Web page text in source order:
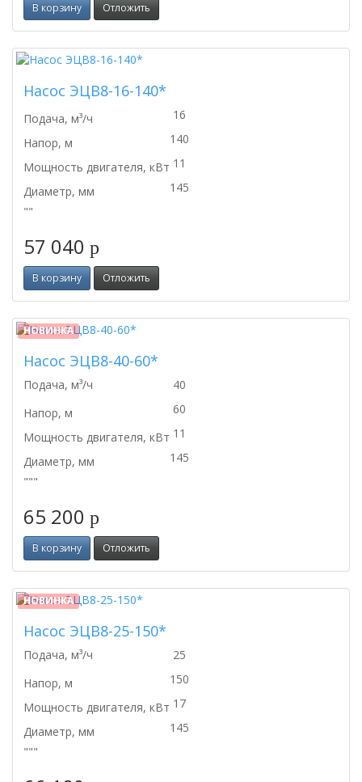
В корзину Отложить
Насос ЭЦВ8-16-140*
Подача, м³/ч
16
Напор, м
140
Мощность двигателя, кВт 11
Диаметр, мм
145
""
57 040 p
В корзину Отложить
НОВИНКА
Насос ЭЦВ8-40-60*
Подача, м³/ч
40
Напор, м
60
Мощность двигателя, кВт 11
Диаметр, мм
145
"""
65 200 p
В корзину Отложить
НОВИНКА
Насос ЭЦВ8-25-150*
Подача, м³/ч
25
Напор, м
150
Мощность двигателя, кВт 17
Диаметр, мм
145
"""